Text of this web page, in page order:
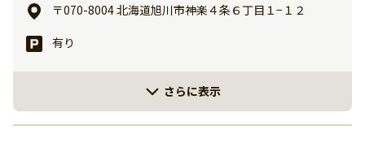
〒070-8004 北海道旭川市神楽４条６丁目１−１２
有り
さらに表示